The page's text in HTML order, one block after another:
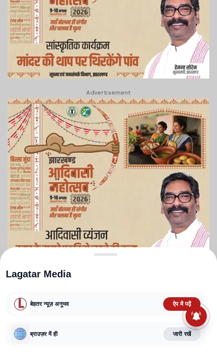
Advertisement
TERMS AND CONDITIONS
CORRECTIONS POLICY
FACT CHECKING POLICY
Lagatar Media Pvt. Ltd.
Lagatar Media
बेहतर न्यूज़ अनुभव ऐप में पढ़ें
ब्राउज़र में ही जारी रखें